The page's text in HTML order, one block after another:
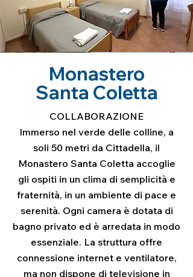
Monastero
Santa Coletta
COLLABORAZIONE
Immerso nel verde delle colline, a
soli 50 metri da Cittadella, il
Monastero Santa Coletta accoglie
gli ospiti in un clima di semplicità e
fraternità, in un ambiente di pace e
serenità. Ogni camera è dotata di
bagno privato ed è arredata in modo
essenziale. La struttura offre
connessione internet e ventilatore,
ma non dispone di televisione in